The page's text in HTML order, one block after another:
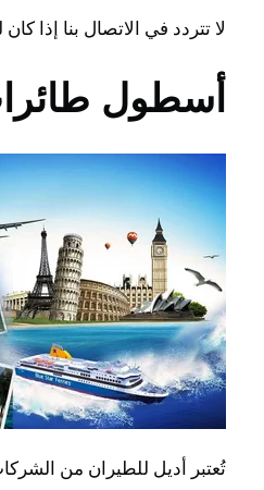
لا تتردد في الاتصال بنا إذا
أسطول
تُعتبر أديل للطيران من